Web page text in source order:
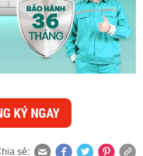
KÝ NGAY
sẻ: